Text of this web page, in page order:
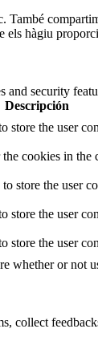
hàgiu
and security
Descripción
the user
cookies in
store the user
the user
the user
or not
collect